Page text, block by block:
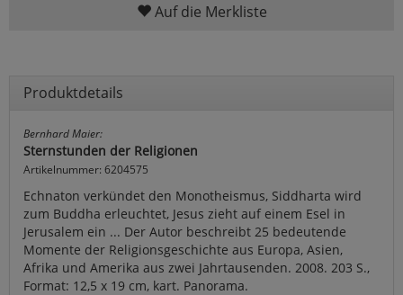
Auf die Merkliste
Produktdetails
Bernhard Maier:
Sternstunden der Religionen
Artikelnummer: 6204575
Echnaton verkündet den Monotheismus, Siddharta wird
zum Buddha erleuchtet, Jesus zieht auf einem Esel in
Jerusalem ein ... Der Autor beschreibt 25 bedeutende
Momente der Religionsgeschichte aus Europa, Asien,
Afrika und Amerika aus zwei Jahrtausenden. 2008. 203 S.,
Format: 12,5 x 19 cm, kart. Panorama.